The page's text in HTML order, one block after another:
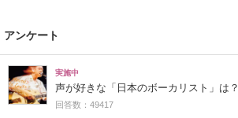
アンケート
実施中
声が好きな「日本のボーカリスト」は？
回答数：49417